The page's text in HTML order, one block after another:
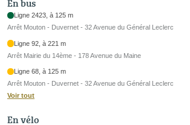
En bus
Ligne 2423, à 125 m
Arrêt Mouton - Duvernet - 32 Avenue du Général Leclerc
Ligne 92, à 221 m
Arrêt Mairie du 14ème - 178 Avenue du Maine
Ligne 68, à 125 m
Arrêt Mouton - Duvernet - 32 Avenue du Général Leclerc
Voir tout
En vélo